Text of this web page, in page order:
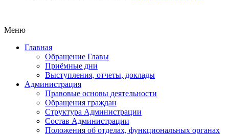
Меню
Главная
Обращение Главы
Приёмные дни
Выступления, отчеты, доклады
Администрация
Правовые основы деятельности
Обращения граждан
Структура Администрации
Состав Администрации
Положения об отделах, функциональных органах